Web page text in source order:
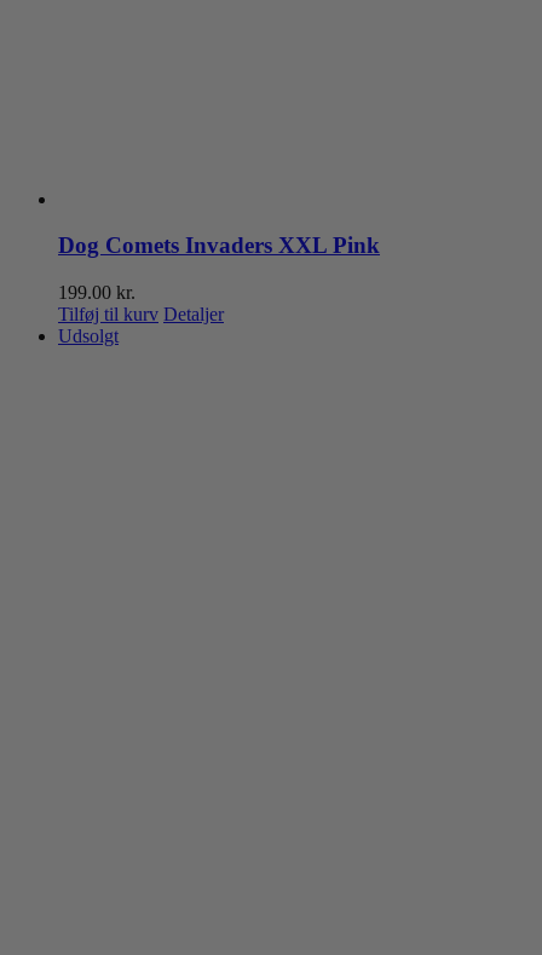
Dog Comets Invaders XXL Pink
199.00 kr.
Tilføj til kurv Detaljer
Udsolgt